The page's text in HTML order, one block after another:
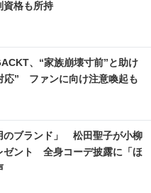
格も所持
、“家族崩壊寸前”と助け
応” ファンに向け注意喚起も
のブランド」 松田聖子が小柳
ゼント 全身コーデ披露に「ほ